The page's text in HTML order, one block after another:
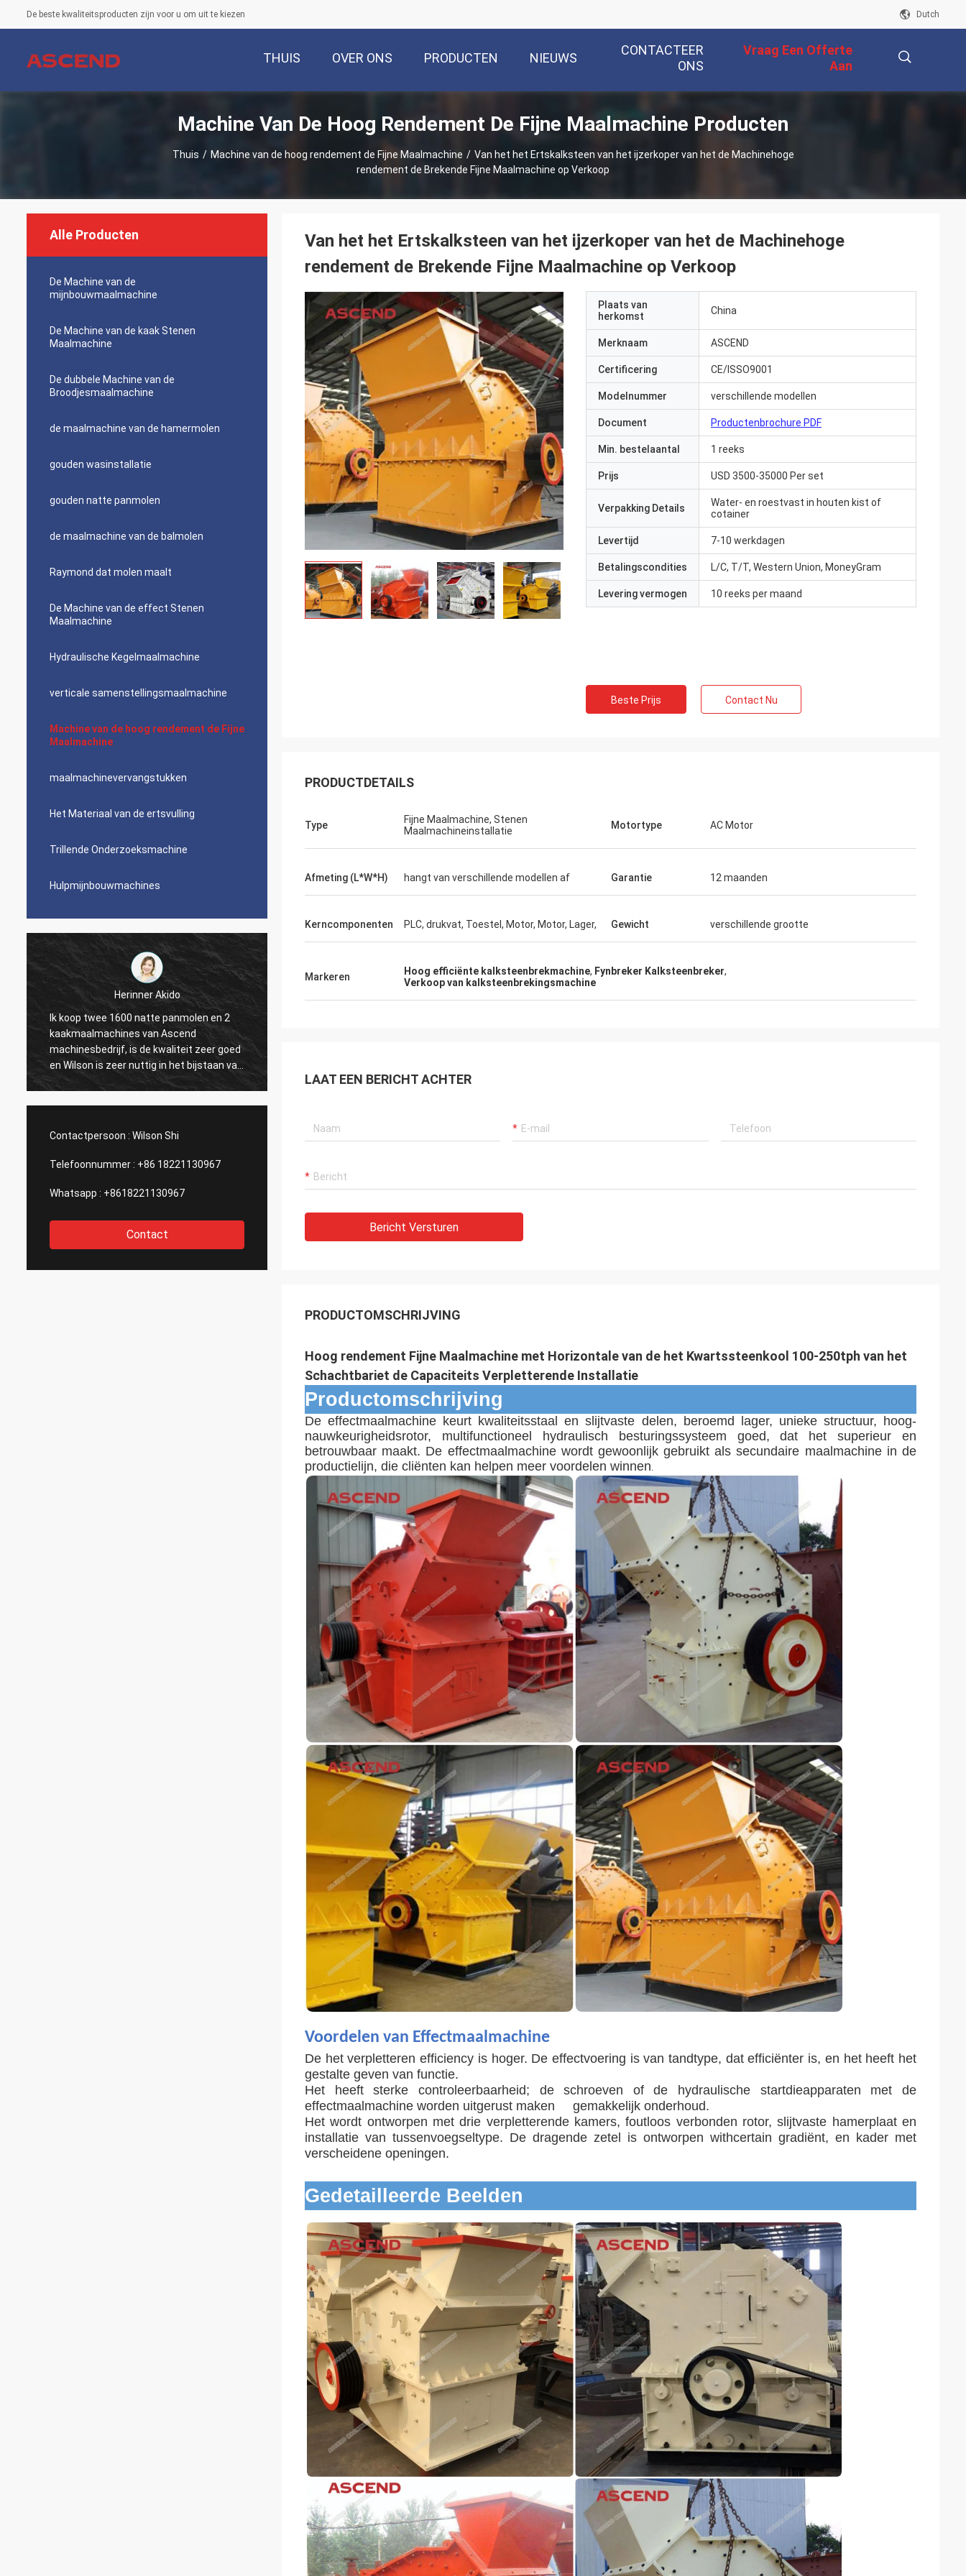
De beste kwaliteitsproducten zijn voor u om uit te kiezen Dutch
THUIS OVER ONS PRODUCTEN NIEUWS
CONTACTEER
ONS
Vraag Een Offerte
Aan
Machine Van De Hoog Rendement De Fijne Maalmachine Producten
Thuis / Machine van de hoog rendement de Fijne Maalmachine / Van het het Ertskalksteen van het ijzerkoper van het de Machinehoge
rendement de Brekende Fijne Maalmachine op Verkoop
Alle Producten
De Machine van de
mijnbouwmaalmachine
De Machine van de kaak Stenen
Maalmachine
De dubbele Machine van de
Broodjesmaalmachine
de maalmachine van de hamermolen
gouden wasinstallatie
gouden natte panmolen
de maalmachine van de balmolen
Raymond dat molen maalt
De Machine van de effect Stenen
Maalmachine
Hydraulische Kegelmaalmachine
verticale samenstellingsmaalmachine
Machine van de hoog rendement de Fijne
Maalmachine
maalmachinevervangstukken
Het Materiaal van de ertsvulling
Trillende Onderzoeksmachine
Hulpmijnbouwmachines
Jose Anthony
Stijg bedrijf verstrekte me de goede
naverkoopdienst na het kopen van hun
gouden installatie van de ertsvulling, die
belangrijk voor me is, zal nadenken om de
tweede installatie te kopen
stijgen Machines en Materiaal Co Ltd - de
antwoordde altijd uiterst snel. Absoluut
zich verheugt op toekomstige orden met
Contactpersoon : Wilson Shi
Telefoonnummer : +86 18221130967
Whatsapp : +8618221130967
Contact
Van het het Ertskalksteen van het ijzerkoper van het de Machinehoge
rendement de Brekende Fijne Maalmachine op Verkoop
Plaats van
herkomst
China
Merknaam ASCEND
Certificering CE/ISSO9001
Modelnummer verschillende modellen
Document Productenbrochure PDF
Min. bestelaantal 1 reeks
Prijs USD 3500-35000 Per set
Verpakking Details
Water- en roestvast in houten kist of
cotainer
Levertijd 7-10 werkdagen
Betalingscondities L/C, T/T, Western Union, MoneyGram
Levering vermogen 10 reeks per maand
Beste Prijs Contact Nu
PRODUCTDETAILS
Type
Fijne Maalmachine, Stenen
Maalmachineinstallatie
Motortype AC Motor
Afmeting (L*W*H) hangt van verschillende modellen af Garantie 12 maanden
Kerncomponenten PLC, drukvat, Toestel, Motor, Motor, Lager, Gewicht verschillende grootte
Markeren Hoog efficiënte kalksteenbrekmachine, Fynbreker Kalksteenbreker,
Verkoop van kalksteenbrekingsmachine
LAAT EEN BERICHT ACHTER
Bericht Versturen
PRODUCTOMSCHRIJVING
Hoog rendement Fijne Maalmachine met Horizontale van de het Kwartssteenkool 100-250tph van het
Schachtbariet de Capaciteits Verpletterende Installatie
Productomschrijving
De effectmaalmachine keurt kwaliteitsstaal en slijtvaste delen, beroemd lager, unieke structuur, hoog-
nauwkeurigheidsrotor, multifunctioneel hydraulisch besturingssysteem goed, dat het superieur en
betrouwbaar maakt. De effectmaalmachine wordt gewoonlijk gebruikt als secundaire maalmachine in de
productielijn, die cliënten kan helpen meer voordelen winnen.
Voordelen van Effectmaalmachine
De het verpletteren efficiency is hoger. De effectvoering is van tandtype, dat efficiënter is, en het heeft het
gestalte geven van functie.
Het heeft sterke controleerbaarheid; de schroeven of de hydraulische startdieapparaten met de
effectmaalmachine worden uitgerust maken gemakkelijk onderhoud.
Het wordt ontworpen met drie verpletterende kamers, foutloos verbonden rotor, slijtvaste hamerplaat en
installatie van tussenvoegseltype. De dragende zetel is ontworpen withcertain gradiënt, en kader met
verscheidene openingen.
Gedetailleerde Beelden